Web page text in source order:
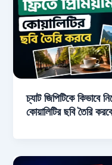
চ্যাট জিপিটিকে কিভাবে
কোয়ালিটির ছবি তৈরি